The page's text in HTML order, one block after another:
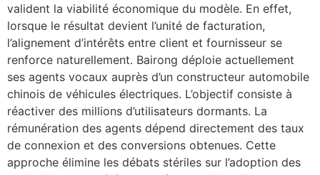
valident la viabilité économique du modèle. En effet,
lorsque le résultat devient l’unité de facturation,
l’alignement d’intérêts entre client et fournisseur se
renforce naturellement. Bairong déploie actuellement
ses agents vocaux auprès d’un constructeur automobile
chinois de véhicules électriques. L’objectif consiste à
réactiver des millions d’utilisateurs dormants. La
rémunération des agents dépend directement des taux
de connexion et des conversions obtenues. Cette
approche élimine les débats stériles sur l’adoption des